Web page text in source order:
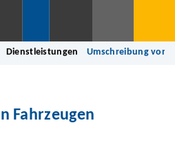
Dienstleistungen Umschreibung von
Fahrzeugen